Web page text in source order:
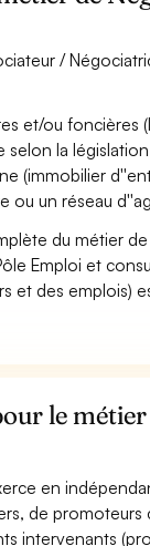
/
et/ou
la
(immobilier
ou un réseau
du métier
Emploi et
et des emplois)
le
en
de
intervenants